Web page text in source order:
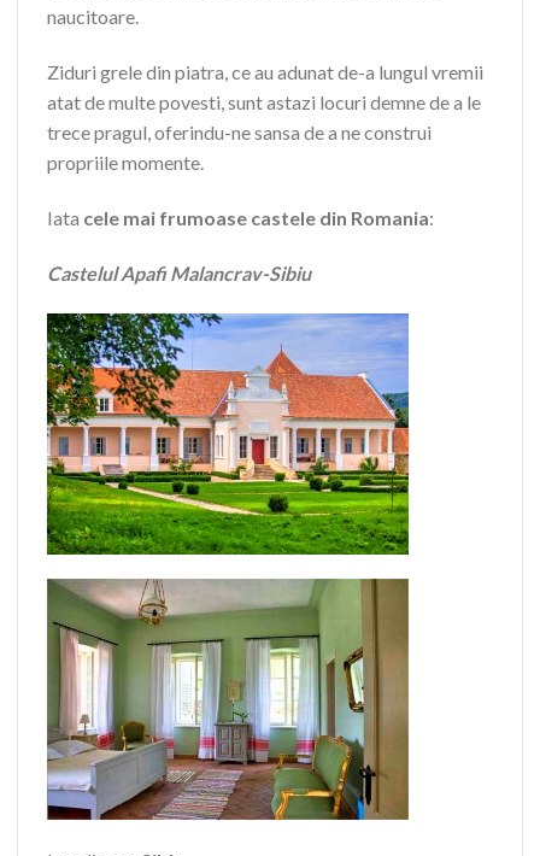
naucitoare.
Ziduri grele din piatra, ce au adunat de-a lungul vremii
atat de multe povesti, sunt astazi locuri demne de a le
trece pragul, oferindu-ne sansa de a ne construi
propriile momente.
Iata cele mai frumoase castele din Romania:
Castelul Apafi Malancrav-Sibiu